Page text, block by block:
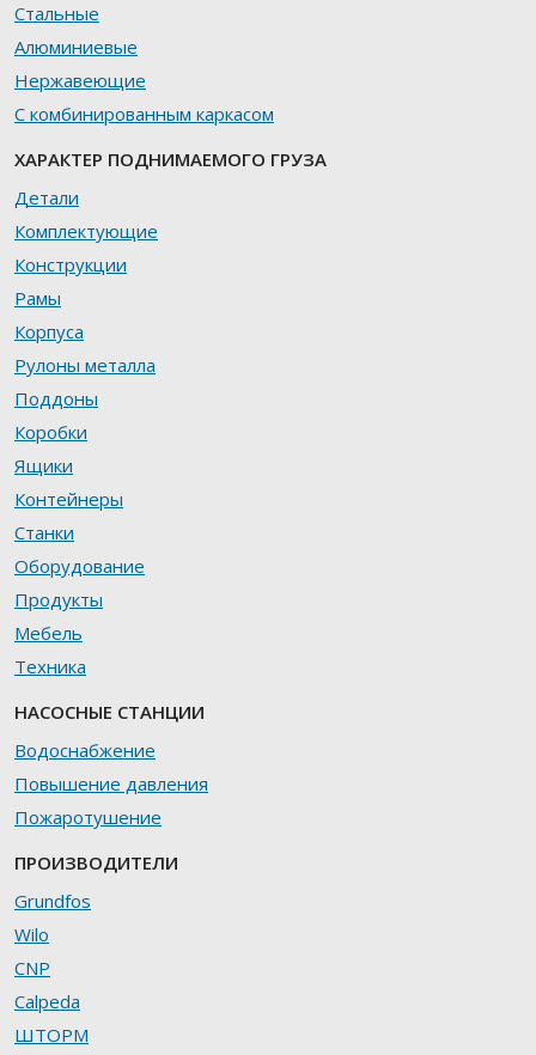
Стальные
Алюминиевые
Нержавеющие
С комбинированным каркасом
ХАРАКТЕР ПОДНИМАЕМОГО ГРУЗА
Детали
Комплектующие
Конструкции
Рамы
Корпуса
Рулоны металла
Поддоны
Коробки
Ящики
Контейнеры
Станки
Оборудование
Продукты
Мебель
Техника
НАСОСНЫЕ СТАНЦИИ
Водоснабжение
Повышение давления
Пожаротушение
ПРОИЗВОДИТЕЛИ
Grundfos
Wilo
CNP
Calpeda
ШТОРМ